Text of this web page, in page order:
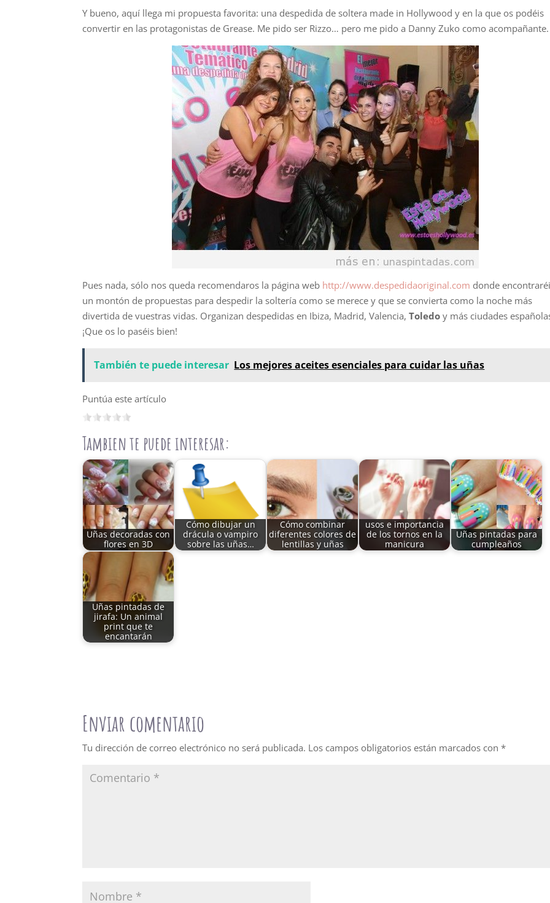
Y bueno, aquí llega mi propuesta favorita: una despedida de soltera made in Hollywood y en la que os podéis
convertir en las protagonistas de Grease. Me pido ser Rizzo… pero me pido a Danny Zuko como acompañante.
Pues nada, sólo nos queda recomendaros la página web http://www.despedidaoriginal.com donde
un montón de propuestas para despedir la soltería como se merece y que se convierta como la noche más
divertida de vuestras vidas. Organizan despedidas en Ibiza, Madrid, Valencia,Toledoy más ciudades
¡Que os lo paséis bien!
También te puede interesar Los mejores aceites esenciales para cuidar las uñas
Puntúa este artículo
Tambien te puede interesar:
Uñas decoradas con
flores en 3D
Cómo dibujar un
drácula o vampiro
sobre las uñas…
Cómo combinar
diferentes colores de
lentillas y uñas
usos e importancia
de los tornos en la
manicura
Uñas pintadas para
cumpleaños
Uñas pintadas de
jirafa: Un animal
print que te
encantarán
Enviar comentario
Tu dirección de correo electrónico no será publicada. Los campos obligatorios están marcados con*